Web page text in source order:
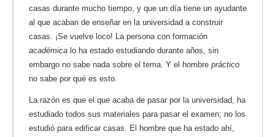
casas durante mucho tiempo, y que un día tiene un ayudante
al que acaban de enseñar en la universidad a construir
casas. ¡Se vuelve loco! La persona con formación
académica lo ha estado estudiando durante años, sin
embargo no sabe nada sobre el tema. Y el hombre práctico
no sabe por qué es esto.
La razón es que el que acaba de pasar por la universidad, ha
estudiado todos sus materiales para pasar el examen; no los
estudió para edificar casas. El hombre que ha estado ahí,